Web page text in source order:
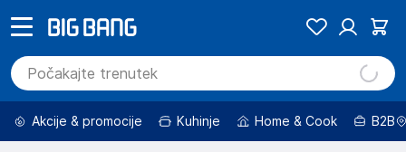
Akcije & promocije Kuhinje Home & Cook B2B